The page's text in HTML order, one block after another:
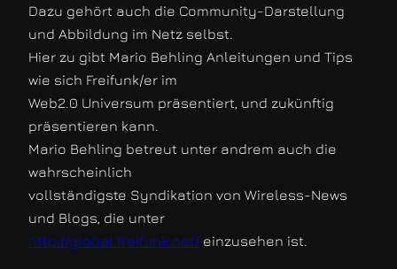
Dazu gehört auch die Community-Darstellung
und Abbildung im Netz selbst.
Hier zu gibt Mario Behling Anleitungen und Tips
wie sich Freifunk/er im
Web2.0 Universum präsentiert, und zukünftig
präsentieren kann.
Mario Behling betreut unter andrem auch die
wahrscheinlich
vollständigste Syndikation von Wireless-News
und Blogs, die unter
http://global.freifunk.net/ einzusehen ist.